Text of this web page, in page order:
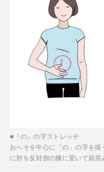
■『の』の字ストレッチ
おへそを中心に「の」の字を
に肘を反対側の膝に置いて前屈